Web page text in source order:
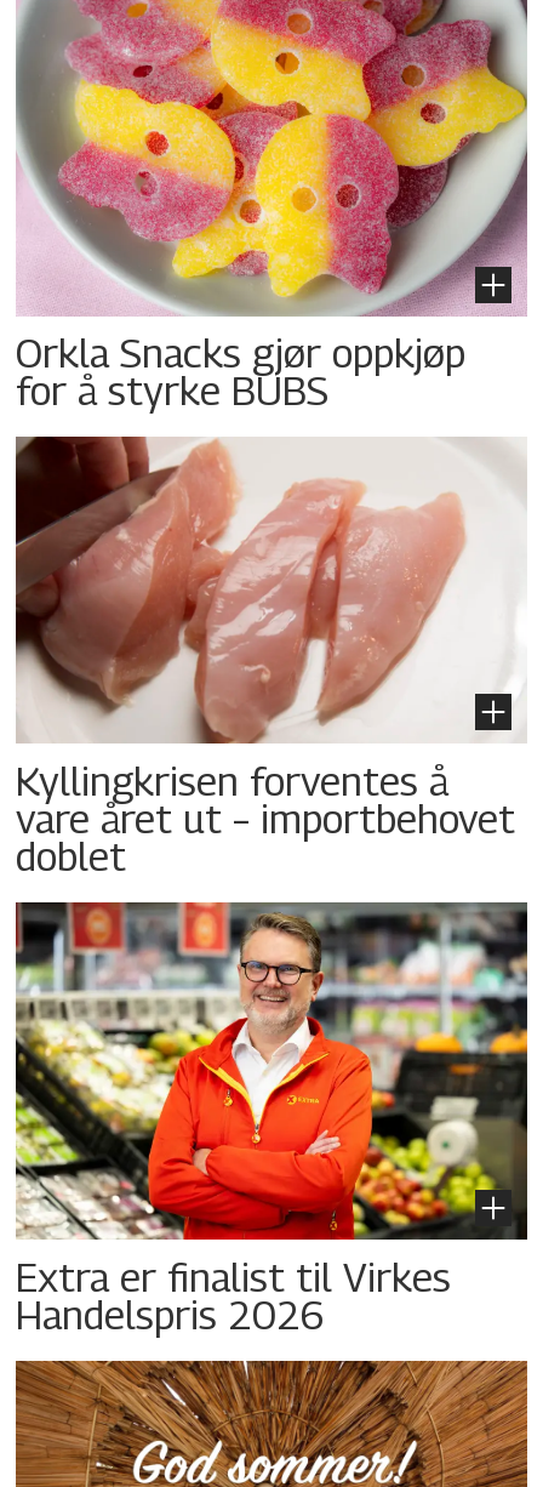
Orkla Snacks gjør oppkjøp
for å styrke BUBS
Kyllingkrisen forventes å
vare året ut – importbehovet
doblet
Extra er finalist til Virkes
Handelspris 2026